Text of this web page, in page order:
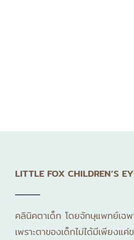
LITTLE FOX CHILDREN’S
คลินิคตาเด็ก โดยจักษุแพทย์เฉพ
เพราะตาของเด็กไม่ได้มีเพียงแ